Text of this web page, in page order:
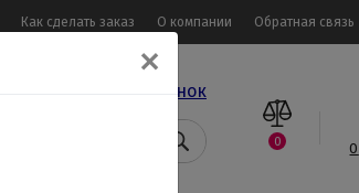
Как сделать заказ О компании Обратная связь
Заказать звонок
0 0
✕